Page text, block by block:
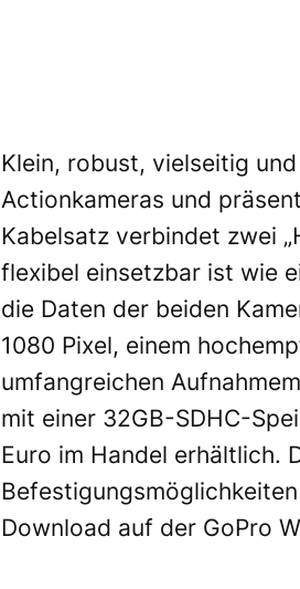
Klein, robust, vielseitig
Actionkameras und
Kabelsatz verbindet zwei
flexibel einsetzbar ist wie
die Daten der beiden
1080 Pixel, einem
umfangreichen
mit einer 32GB-SDHC-
Euro im Handel erhältlich.
Download auf der GoPro